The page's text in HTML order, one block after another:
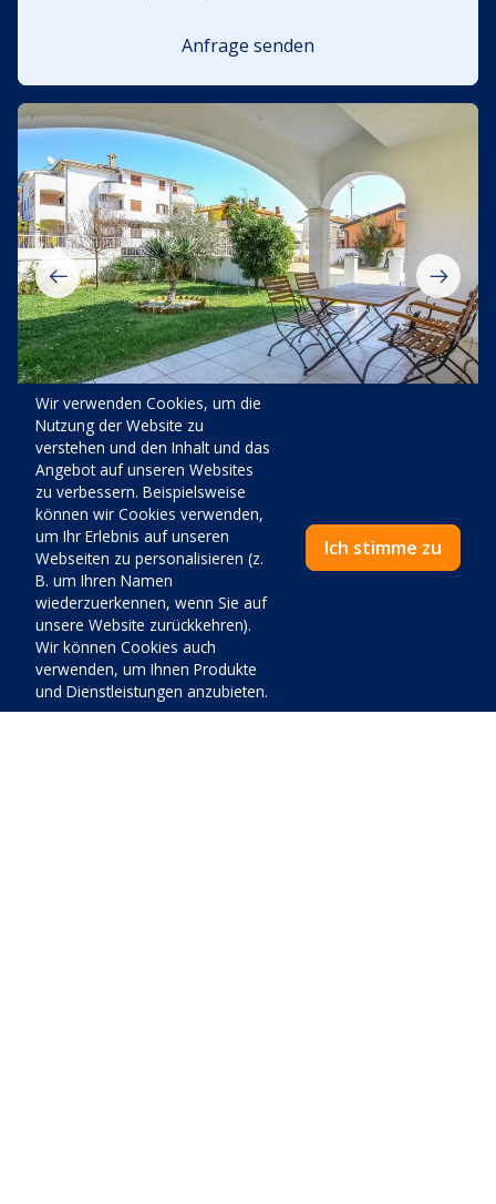
Anfrage senden
Galerie (16)
FERIENWOHNUNG FÜR DREI
PERSONEN A2 FIX 1
Gast:1-3 Schlafzimmer:1
Wohnfäche:45m2
Kapaciteta je za dvije do tri osobe te se nalazi se u
prizemlju kuće. Sadrži jedan bračni krevet, te kauč koji
može poslužiti kao pomoćni ležaj za treću osobu. Kuhinja je
potpuno opremljena sa svim potrebnim sadržajima. U
apartmanu se nalazi također i kupaona, te se iz apartmana
Wir verwenden Cookies, um die
Nutzung der Website zu
verstehen und den Inhalt und das
Angebot auf unseren Websites
zu verbessern. Beispielsweise
können wir Cookies verwenden,
um Ihr Erlebnis auf unseren
Webseiten zu personalisieren (z.
B. um Ihren Namen
wiederzuerkennen, wenn Sie auf
unsere Website zurückkehren).
Wir können Cookies auch
verwenden, um Ihnen Produkte
und Dienstleistungen anzubieten.
Ich stimme zu